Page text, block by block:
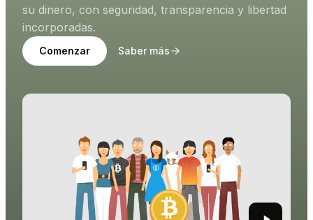
su dinero, con seguridad, transparencia y libertad
incorporadas.
Comenzar Saber más